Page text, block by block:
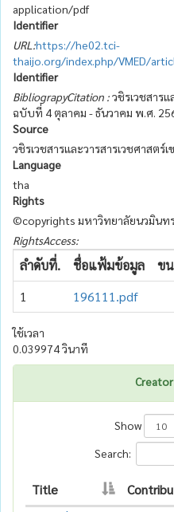
application/pdf
Identifier
URL:https://he02.tci-
thaijo.org/index.php/VMED/
Identifier
BibliograpyCitation :วชิรเวชสารแ
ฉบับที่ 4 ตุลาคม - ธันวาคม พ.ศ.
Source
วชิรเวชสารและวารสารเวชศาสตร์เ
Language
tha
Rights
©copyrights มหาวิทยาลัยนวมินท
RightsAccess:
ลำดับที่. ชื่อแฟ้มข้อมูล ข
1
196111.pdf
ใช้เวลา
0.039974 วินาที
Show
Search:
Title